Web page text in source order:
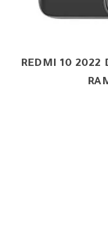
REDMI 10 2022